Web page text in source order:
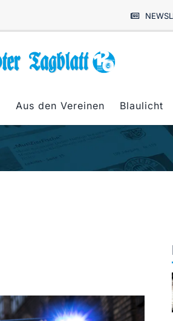
Aus den Vereinen Blaulicht